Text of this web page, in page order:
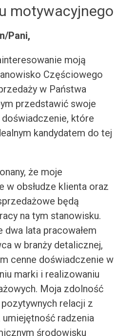
motywacyjnego
Pani,
moją
Częściowego
w Państwa
przedstawić swoje
które
kandydatem do tej
że moje
w obsłudze klienta oraz
będą
na tym stanowisku.
dwa lata pracowałem
w branży detalicznej,
cenne doświadczenie w
marki i realizowaniu
Moja zdolność
relacji z
radzenia
środowisku